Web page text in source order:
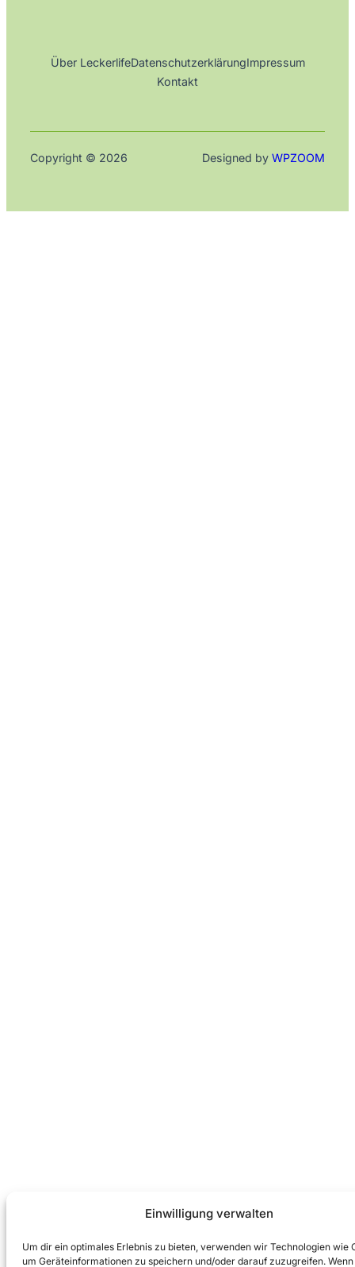
Einwilligung verwalten
Um dir ein optimales Erlebnis zu bieten, verwenden wir Technologien wie
um Geräteinformationen zu speichern und/oder darauf zuzugreifen. Wenn
Über LeckerlifeDatenschutzerklärungImpressum
Kontakt
Copyright © 2026 Designed by WPZOOM